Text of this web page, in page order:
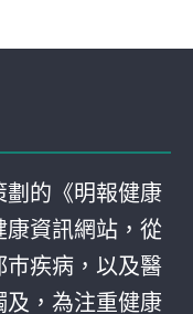
劃的《明報健康
康資訊網站，從
巿疾病，以及醫
及，為注重健康